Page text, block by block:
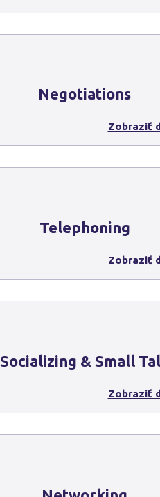
Negotiations
Zobraziť
Telephoning
Zobraziť
Socializing & Small
Zobraziť